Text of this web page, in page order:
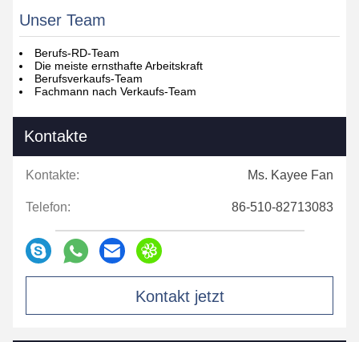
Unser Team
Berufs-RD-Team
Die meiste ernsthafte Arbeitskraft
Berufsverkaufs-Team
Fachmann nach Verkaufs-Team
Kontakte
Kontakte: Ms. Kayee Fan
Telefon: 86-510-82713083
Kontakt jetzt